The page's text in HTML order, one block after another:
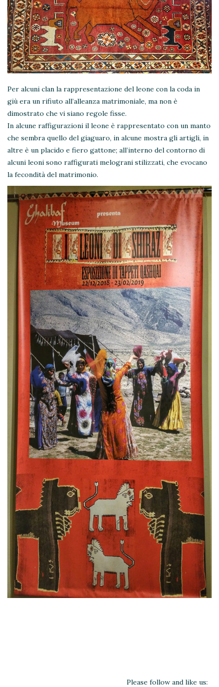
Per alcuni clan la rappresentazione del leone con la coda in
giù era un rifiuto all’alleanza matrimoniale, ma non è
dimostrato che vi siano regole fisse.
In alcune raffigurazioni il leone è rappresentato con un manto
che sembra quello del giaguaro, in alcune mostra gli artigli, in
altre è un placido e fiero gattone; all’interno del contorno di
alcuni leoni sono raffigurati melograni stilizzati, che evocano
la fecondità del matrimonio.
Please follow and like us: